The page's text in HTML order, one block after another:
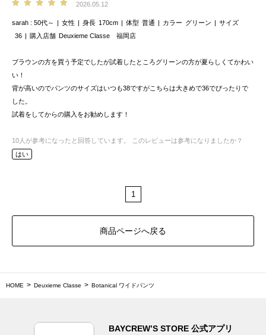
2026.05.12
sarah 50代～ 女性 身長 170cm 体型 普通 カラー グリーン
サイズ
36
購入店舗 Deuxieme Classe 福岡店
ブラウンの方を買う予定でしたが試着したところグリーンの方が夏らしくてかわい
い！
背が高いのでパンツのサイズはいつも38ですがこちらは大きめで36でぴったりで
した。
試着をしてからの購入をお勧めします！
10 人が参考になったと回答しています。
このレビューは参考になりましたか？
はい
1
商品ページへ戻る
HOME Deuxieme Classe Botanical ワイドパンツ
BAYCREW’S STORE 公式アプリ